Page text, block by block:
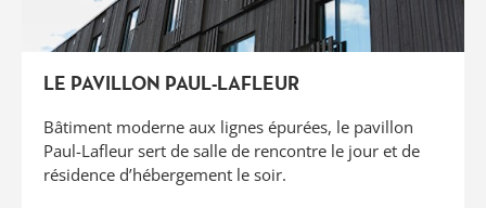
LE PAVILLON PAUL-LAFLEUR
Bâtiment moderne aux lignes épurées, le pavillon
Paul-Lafleur sert de salle de rencontre le jour et de
résidence d’hébergement le soir.